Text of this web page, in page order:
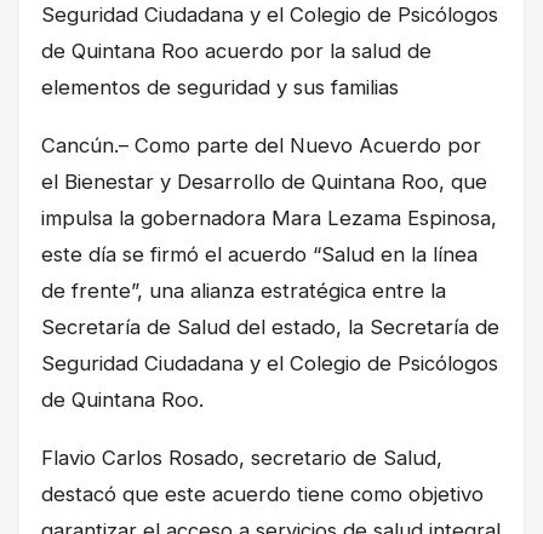
Seguridad Ciudadana y el Colegio de Psicólogos
de Quintana Roo acuerdo por la salud de
elementos de seguridad y sus familias
Cancún.– Como parte del Nuevo Acuerdo por
el Bienestar y Desarrollo de Quintana Roo, que
impulsa la gobernadora Mara Lezama Espinosa,
este día se firmó el acuerdo “Salud en la línea
de frente”, una alianza estratégica entre la
Secretaría de Salud del estado, la Secretaría de
Seguridad Ciudadana y el Colegio de Psicólogos
de Quintana Roo.
Flavio Carlos Rosado, secretario de Salud,
destacó que este acuerdo tiene como objetivo